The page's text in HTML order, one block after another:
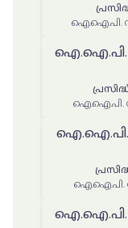
ഐ.ഐ.പി.
ഐ.ഐ.പി.
ഐ.ഐ.പി.
ഐ.ഐ.പി.
ഐ.ഐ.പി.
ഐ.ഐ.പി.